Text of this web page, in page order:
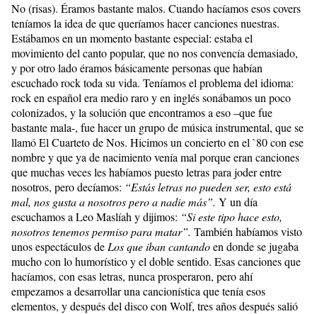
No (risas). Éramos bastante malos. Cuando hacíamos esos covers
teníamos la idea de que queríamos hacer canciones nuestras.
Estábamos en un momento bastante especial: estaba el
movimiento del canto popular, que no nos convencía demasiado,
y por otro lado éramos básicamente personas que habían
escuchado rock toda su vida. Teníamos el problema del idioma:
rock en español era medio raro y en inglés sonábamos un poco
colonizados, y la solución que encontramos a eso –que fue
bastante mala-, fue hacer un grupo de música instrumental, que se
llamó El Cuarteto de Nos. Hicimos un concierto en el `80 con ese
nombre y que ya de nacimiento venía mal porque eran canciones
que muchas veces les habíamos puesto letras para joder entre
nosotros, pero decíamos: “Estás letras no pueden ser, esto está
mal, nos gusta a nosotros pero a nadie más”. Y un día
escuchamos a Leo Maslíah y dijimos: “Si este tipo hace esto,
nosotros tenemos permiso para matar”. También habíamos visto
unos espectáculos deLos que iban cantandoen donde se jugaba
mucho con lo humorístico y el doble sentido. Esas canciones que
hacíamos, con esas letras, nunca prosperaron, pero ahí
empezamos a desarrollar una cancionística que tenía esos
elementos, y después del disco con Wolf, tres años después salió